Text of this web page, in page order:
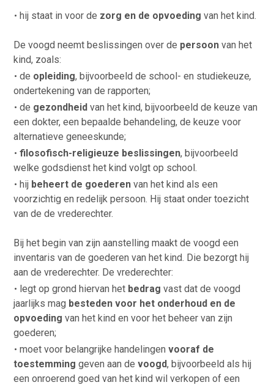
hij staat in voor de zorg en de opvoedingvan het kind.
De voogd neemt beslissingen over de persoon van het
kind, zoals:
de opleiding, bijvoorbeeld de school- en studiekeuze,
ondertekening van de rapporten;
de gezondheidvan het kind, bijvoorbeeld de keuze van
een dokter, een bepaalde behandeling, de keuze voor
alternatieve geneeskunde;
filosofisch-religieuze beslissingen, bijvoorbeeld
welke godsdienst het kind volgt op school.
hij beheert de goederen van het kind als een
voorzichtig en redelijk persoon. Hij staat onder toezicht
van de de vrederechter.
Bij het begin van zijn aanstelling maakt de voogd een
inventaris van de goederen van het kind. Die bezorgt hij
aan de vrederechter. De vrederechter:
legt op grond hiervan het bedrag vast dat de voogd
jaarlijks mag besteden voor het onderhoud en de
opvoeding van het kind en voor het beheer van zijn
goederen;
moet voor belangrijke handelingenvooraf de
toestemming geven aan devoogd, bijvoorbeeld als hij
een onroerend goed van het kind wil verkopen of een